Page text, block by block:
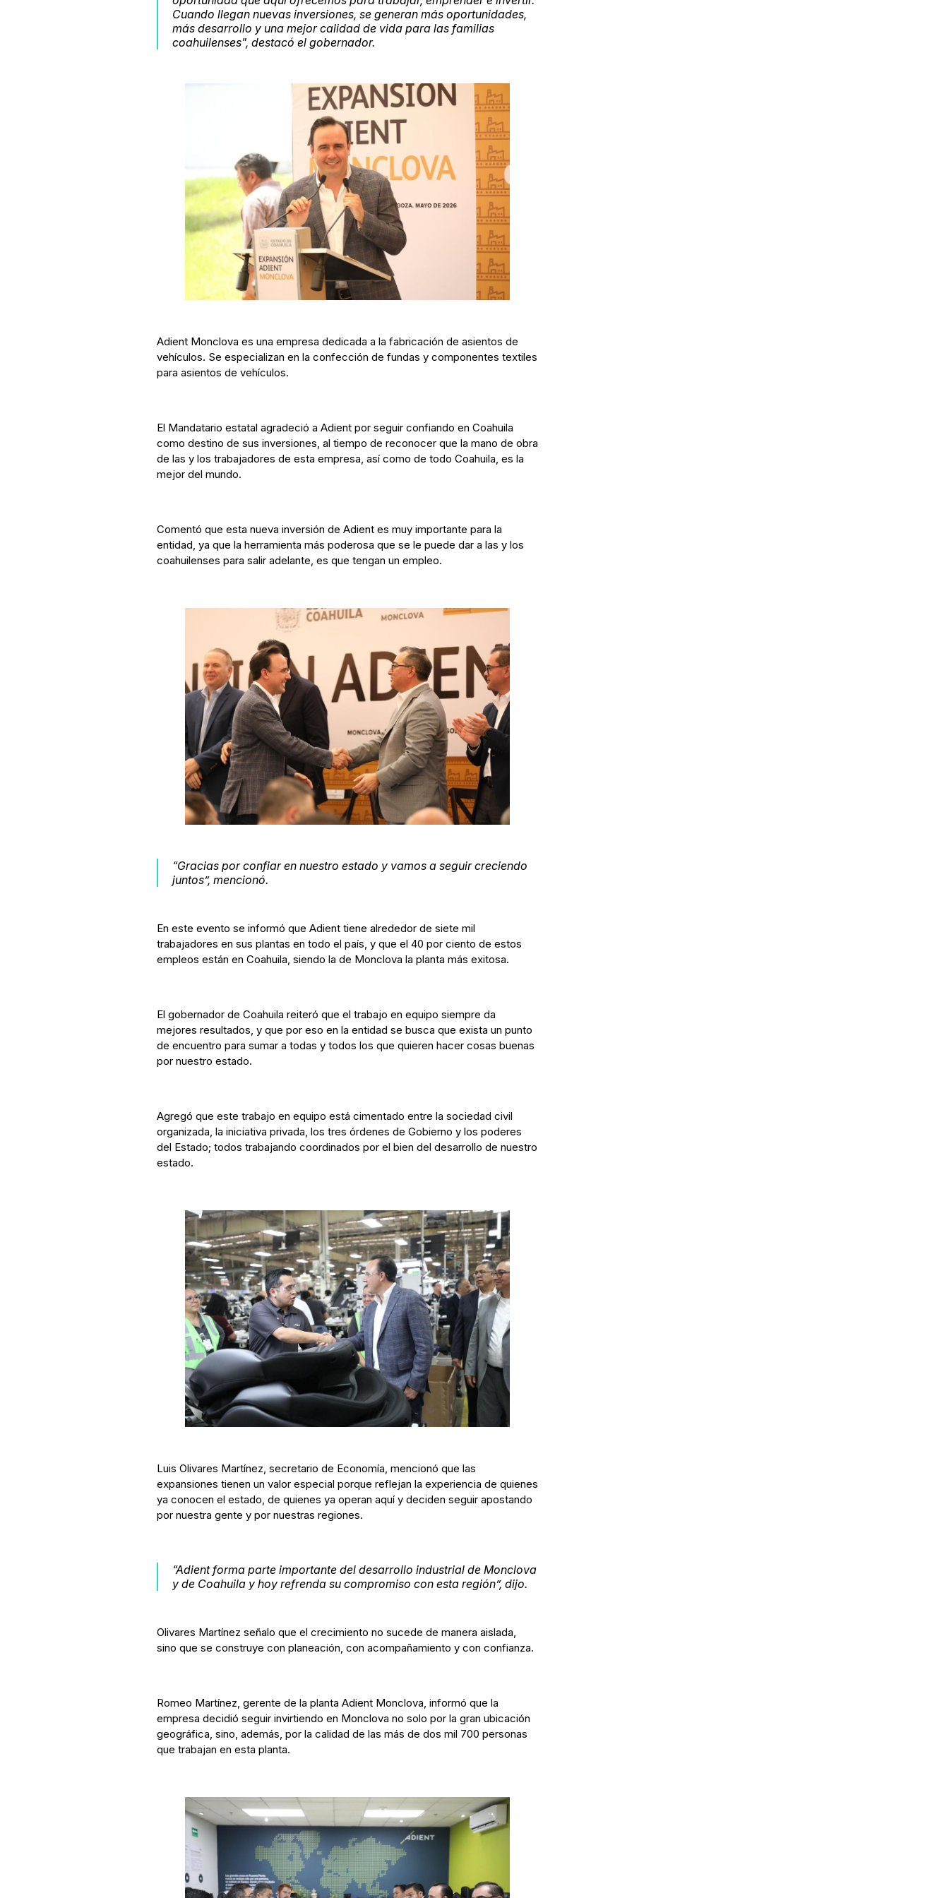
Cuando llegan nuevas inversiones, se generan más oportunidades,
más desarrollo y una mejor calidad de vida para las familias
coahuilenses", destacó el gobernador.
Adient Monclova es una empresa dedicada a la fabricación de asientos de
vehículos. Se especializan en la confección de fundas y componentes textiles
para asientos de vehículos.
El Mandatario estatal agradeció a Adient por seguir confiando en Coahuila
como destino de sus inversiones, al tiempo de reconocer que la mano de obra
de las y los trabajadores de esta empresa, así como de todo Coahuila, es la
mejor del mundo.
Comentó que esta nueva inversión de Adient es muy importante para la
entidad, ya que la herramienta más poderosa que se le puede dar a las y los
coahuilenses para salir adelante, es que tengan un empleo.
“Gracias por confiar en nuestro estado y vamos a seguir creciendo
juntos”, mencionó.
En este evento se informó que Adient tiene alrededor de siete mil
trabajadores en sus plantas en todo el país, y que el 40 por ciento de estos
empleos están en Coahuila, siendo la de Monclova la planta más exitosa.
El gobernador de Coahuila reiteró que el trabajo en equipo siempre da
mejores resultados, y que por eso en la entidad se busca que exista un punto
de encuentro para sumar a todas y todos los que quieren hacer cosas buenas
por nuestro estado.
Agregó que este trabajo en equipo está cimentado entre la sociedad civil
organizada, la iniciativa privada, los tres órdenes de Gobierno y los poderes
del Estado; todos trabajando coordinados por el bien del desarrollo de nuestro
estado.
Luis Olivares Martínez, secretario de Economía, mencionó que las
expansiones tienen un valor especial porque reflejan la experiencia de quienes
ya conocen el estado, de quienes ya operan aquí y deciden seguir apostando
por nuestra gente y por nuestras regiones.
“Adient forma parte importante del desarrollo industrial de Monclova
y de Coahuila y hoy refrenda su compromiso con esta región”, dijo.
Olivares Martínez señalo que el crecimiento no sucede de manera aislada,
sino que se construye con planeación, con acompañamiento y con confianza.
Romeo Martínez, gerente de la planta Adient Monclova, informó que la
empresa decidió seguir invirtiendo en Monclova no solo por la gran ubicación
geográfica, sino, además, por la calidad de las más de dos mil 700 personas
que trabajan en esta planta.